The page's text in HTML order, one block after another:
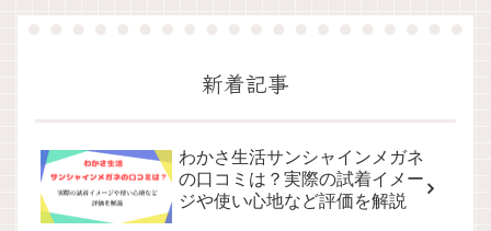
新着記事
わかさ生活サンシャインメガネ
の口コミは？実際の試着イメー
ジや使い心地など評価を解説